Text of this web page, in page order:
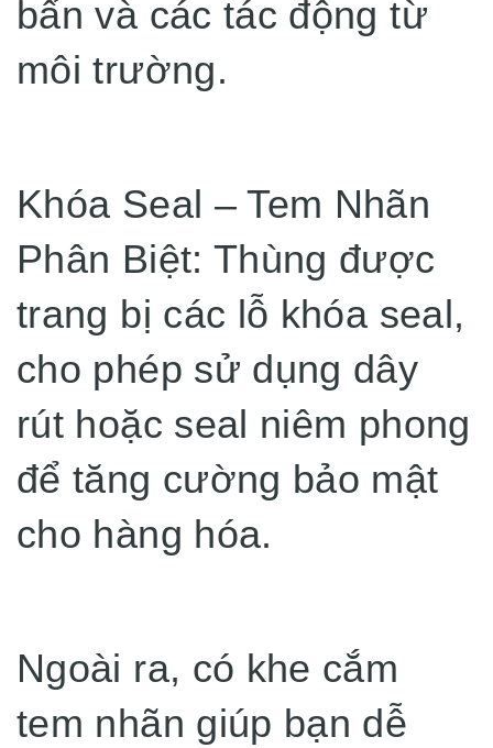
bẩn và các tác động từ
môi trường.
Khóa Seal – Tem Nhãn
Phân Biệt: Thùng được
trang bị các lỗ khóa seal,
cho phép sử dụng dây
rút hoặc seal niêm phong
để tăng cường bảo mật
cho hàng hóa.
Ngoài ra, có khe cắm
tem nhãn giúp bạn dễ